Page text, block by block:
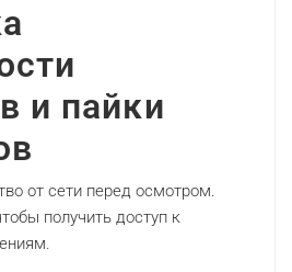
и пайки
от сети перед осмотром.
получить доступ к